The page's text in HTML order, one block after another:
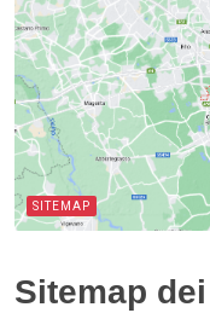
SITEMAP
Sitemap